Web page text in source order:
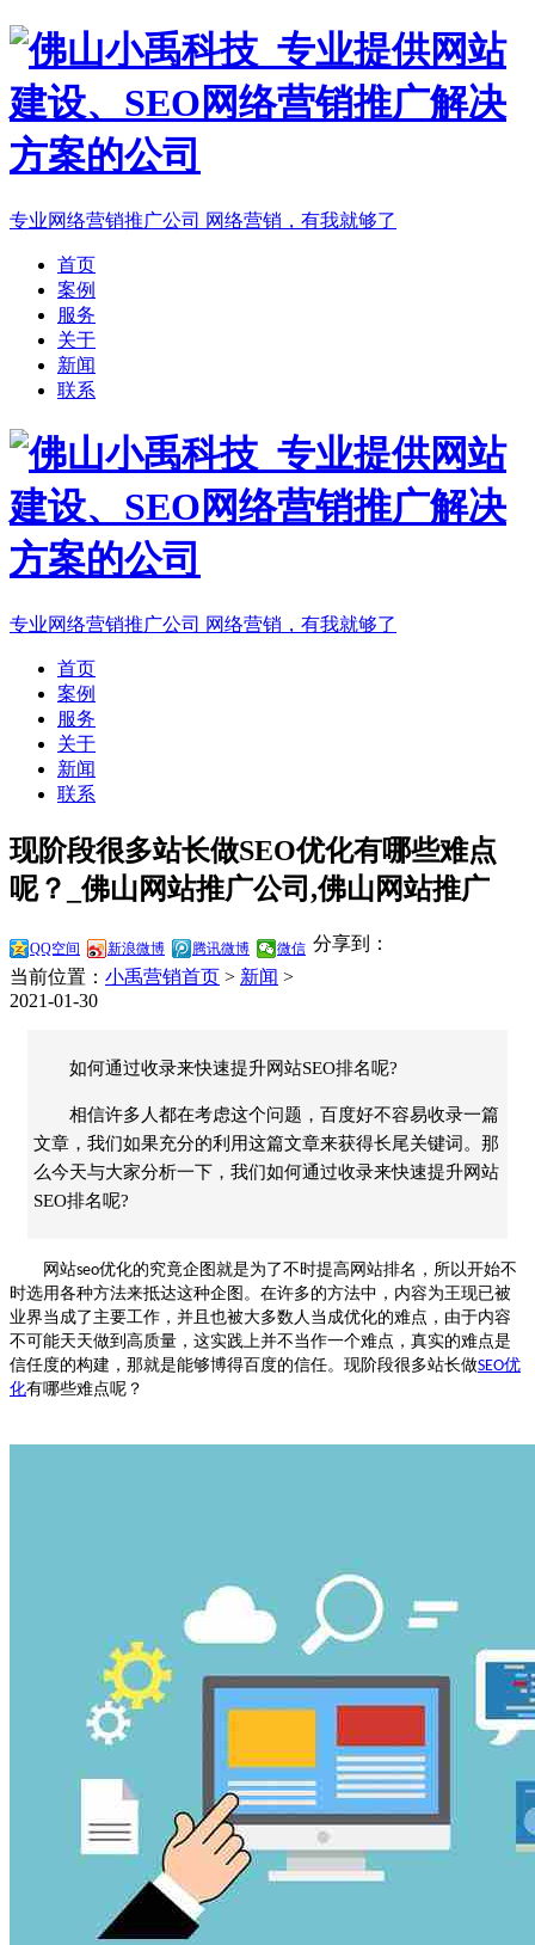
专业网络营销推广公司 网络营销，有我就够了
首页
案例
服务
关于
新闻
联系
专业网络营销推广公司 网络营销，有我就够了
首页
案例
服务
关于
新闻
联系
现阶段很多站长做SEO优化有哪些难点
呢？_佛山网站推广公司,佛山网站推广
分享到：
QQ空间 新浪微博 腾讯微博 微信
当前位置： 小禹营销首页 > 新闻 >
2021-01-30
如何通过收录来快速提升网站SEO排名呢?
相信许多人都在考虑这个问题，百度好不容易收录一篇
文章，我们如果充分的利用这篇文章来获得长尾关键词。那
么今天与大家分析一下，我们如何通过收录来快速提升网站
SEO排名呢?
网站seo优化的究竟企图就是为了不时提高网站排名，所以开始不
时选用各种方法来抵达这种企图。在许多的方法中，内容为王现已被
业界当成了主要工作，并且也被大多数人当成优化的难点，由于内容
不可能天天做到高质量，这实践上并不当作一个难点，真实的难点是
信任度的构建，那就是能够博得百度的信任。现阶段很多站长做SEO优
化有哪些难点呢？